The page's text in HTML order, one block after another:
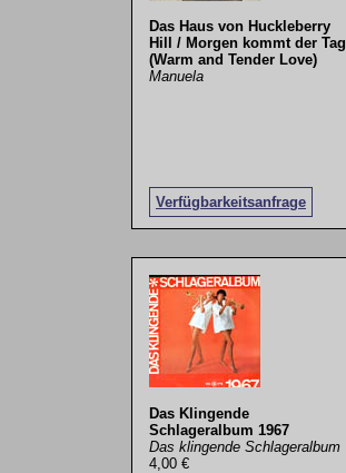
Das Haus von Huckleberry
Hill / Morgen kommt der Tag
(Warm and Tender Love)
Manuela
Verfügbarkeitsanfrage
Das Klingende
Schlageralbum 1967
Das klingende Schlageralbum
4,00 €